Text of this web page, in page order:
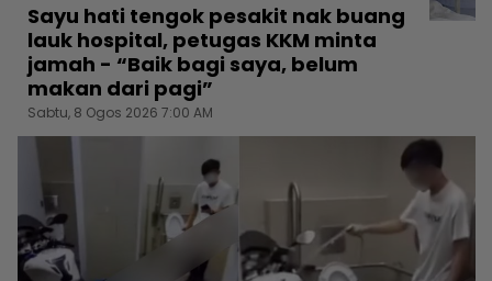
Sayu hati tengok pesakit nak buang
lauk hospital, petugas KKM minta
jamah - “Baik bagi saya, belum
makan dari pagi”
Sabtu, 8 Ogos 2026 7:00 AM